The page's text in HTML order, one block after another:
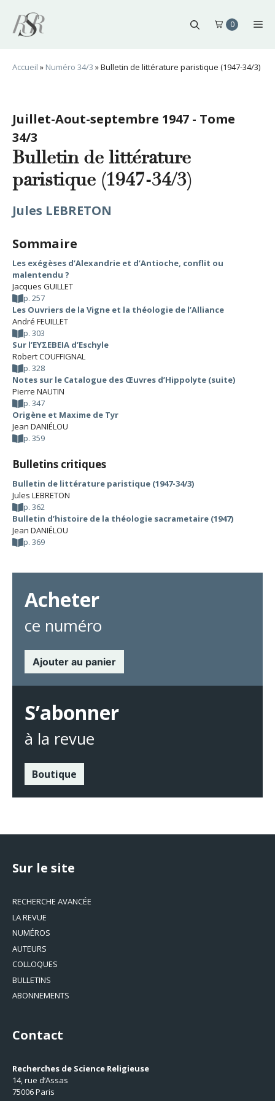
contenu
0
Accueil » Numéro 34/3 »Bulletin de littérature paristique (1947-34/3)
Juillet-Aout-septembre 1947 - Tome
34/3
Bulletin de littérature
paristique (1947-34/3)
Jules LEBRETON
Sommaire
Les exégèses d’Alexandrie et d’Antioche, conflit ou
malentendu ?
Jacques GUILLET
p. 257
Les Ouvriers de la Vigne et la théologie de l’Alliance
André FEUILLET
p. 303
Sur l’ΕΥΣΕΒΕΙΑ d’Eschyle
Robert COUFFIGNAL
p. 328
Notes sur le Catalogue des Œuvres d’Hippolyte (suite)
Pierre NAUTIN
p. 347
Origène et Maxime de Tyr
Jean DANIÉLOU
p. 359
Bulletins critiques
Bulletin de littérature paristique (1947-34/3)
Jules LEBRETON
p. 362
Bulletin d’histoire de la théologie sacrametaire (1947)
Jean DANIÉLOU
p. 369
Acheter
ce numéro
Ajouter au panier
S’abonner
à la revue
Boutique
Sur le site
RECHERCHE AVANCÉE
LA REVUE
NUMÉROS
AUTEURS
COLLOQUES
BULLETINS
ABONNEMENTS
Contact
Recherches de Science Religieuse
14, rue d’Assas
75006 Paris